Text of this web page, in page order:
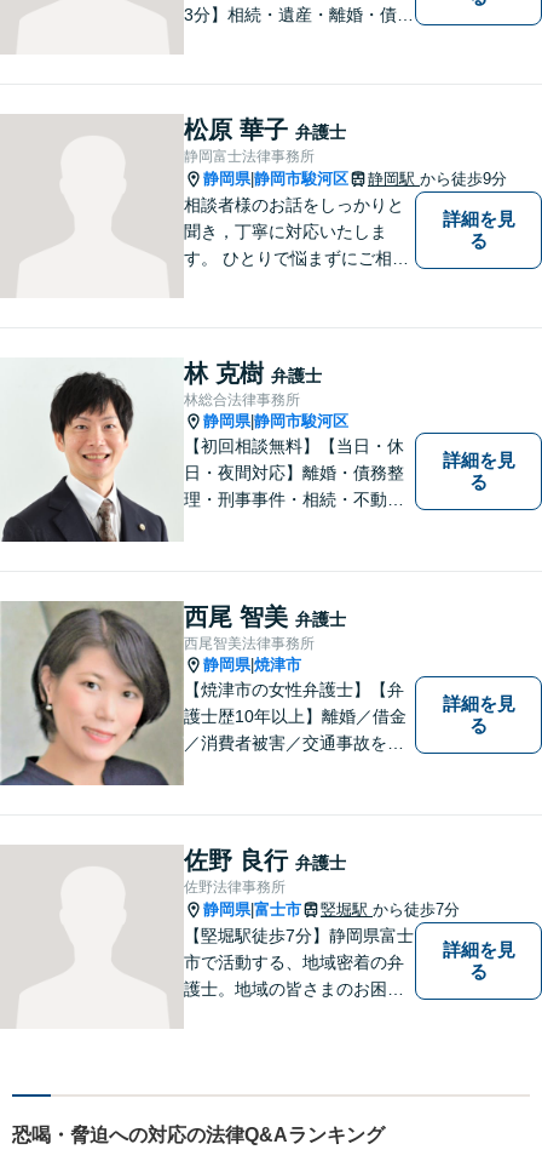
3分】相続・遺産・離婚・債務
整理など企業に関わる問題を
幅広く取り扱っております。
どうぞお気軽にご相談くださ
い。
松原 華子 弁護士
静岡富士法律事務所
静岡県|静岡市駿河区 静岡駅 から徒歩9分
相談者様のお話をしっかりと
聞き，丁寧に対応いたしま
す。 ひとりで悩まずにご相談
詳細を見
る
林 克樹 弁護士
林総合法律事務所
静岡県|静岡市駿河区
【初回相談無料】【当日・休
日・夜間対応】離婚・債務整
理・刑事事件・相続・不動産
向き合うことを心がけていま
す。法人・個人事業主の事業
再建・債務整理の問題解決に
自信があります。
詳細を見
る
西尾 智美 弁護士
西尾智美法律事務所
静岡県|焼津市
【焼津市の女性弁護士】【弁
護士歴10年以上】離婚／借金
／消費者被害／交通事故を中
い、解決策を見つけていきま
す。一人で悩まずご相談くだ
さい【駐車場あり】
詳細を見
る
佐野 良行 弁護士
佐野法律事務所
静岡県|富士市 竪堀駅 から徒歩7分
【堅堀駅徒歩7分】静岡県富士
市で活動する、地域密着の弁
護士。地域の皆さまのお困り
問題に対応可能です。お気軽
にご相談ください。
詳細を見
る
恐喝・脅迫への対応の法律Q&Aランキング